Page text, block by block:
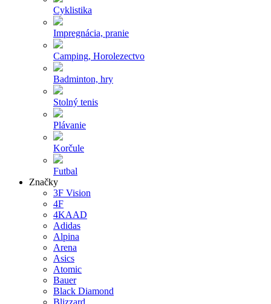
Cyklistika
Impregnácia, pranie
Camping, Horolezectvo
Badminton, hry
Stolný tenis
Plávanie
Korčule
Futbal
Značky
3F Vision
4F
4KAAD
Adidas
Alpina
Arena
Asics
Atomic
Bauer
Black Diamond
Blizzard